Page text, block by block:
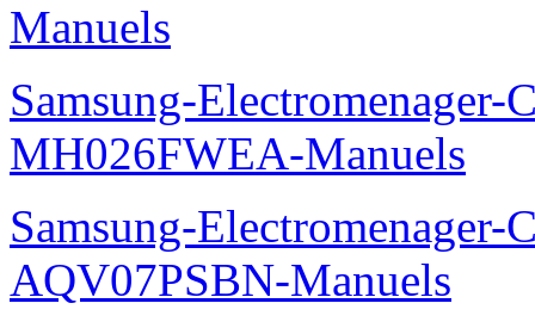
Manuels
Samsung-Electromenager-
MH026FWEA-Manuels
Samsung-Electromenager-
AQV07PSBN-Manuels